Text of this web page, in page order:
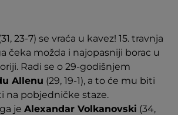
23-7) se vraća u kavez! 15. travnja
čeka možda i najopasniji borac u
Radi se o 29-godišnjem
Allenu (29, 19-1), a to će mu biti
na pobjedničke staze.
je Alexandar Volkanovski (34,